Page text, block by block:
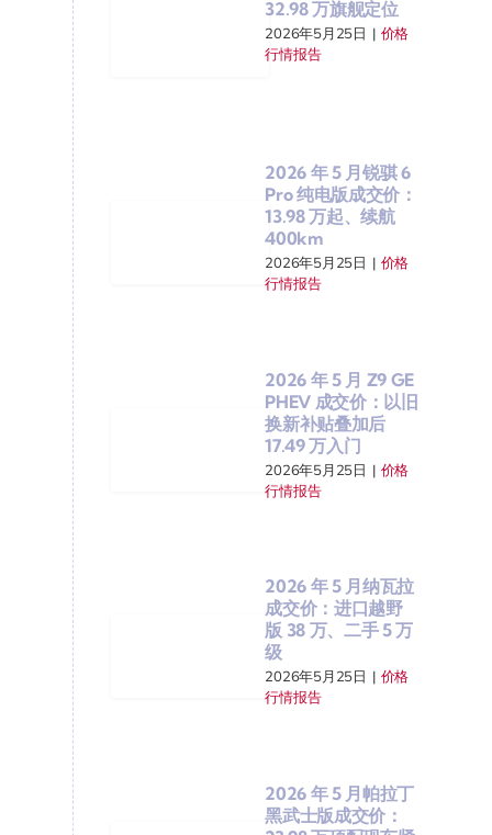
32.98 万旗舰定位
2026年5月25日 | 价格
行情报告
2026 年 5 月锐骐 6
Pro 纯电版成交价：
13.98 万起、续航
400km
2026年5月25日 | 价格
行情报告
2026 年 5 月 Z9 GE
PHEV 成交价：以旧
换新补贴叠加后
17.49 万入门
2026年5月25日 | 价格
行情报告
2026 年 5 月纳瓦拉
成交价：进口越野
版 38 万、二手 5 万
级
2026年5月25日 | 价格
行情报告
2026 年 5 月帕拉丁
黑武士版成交价：